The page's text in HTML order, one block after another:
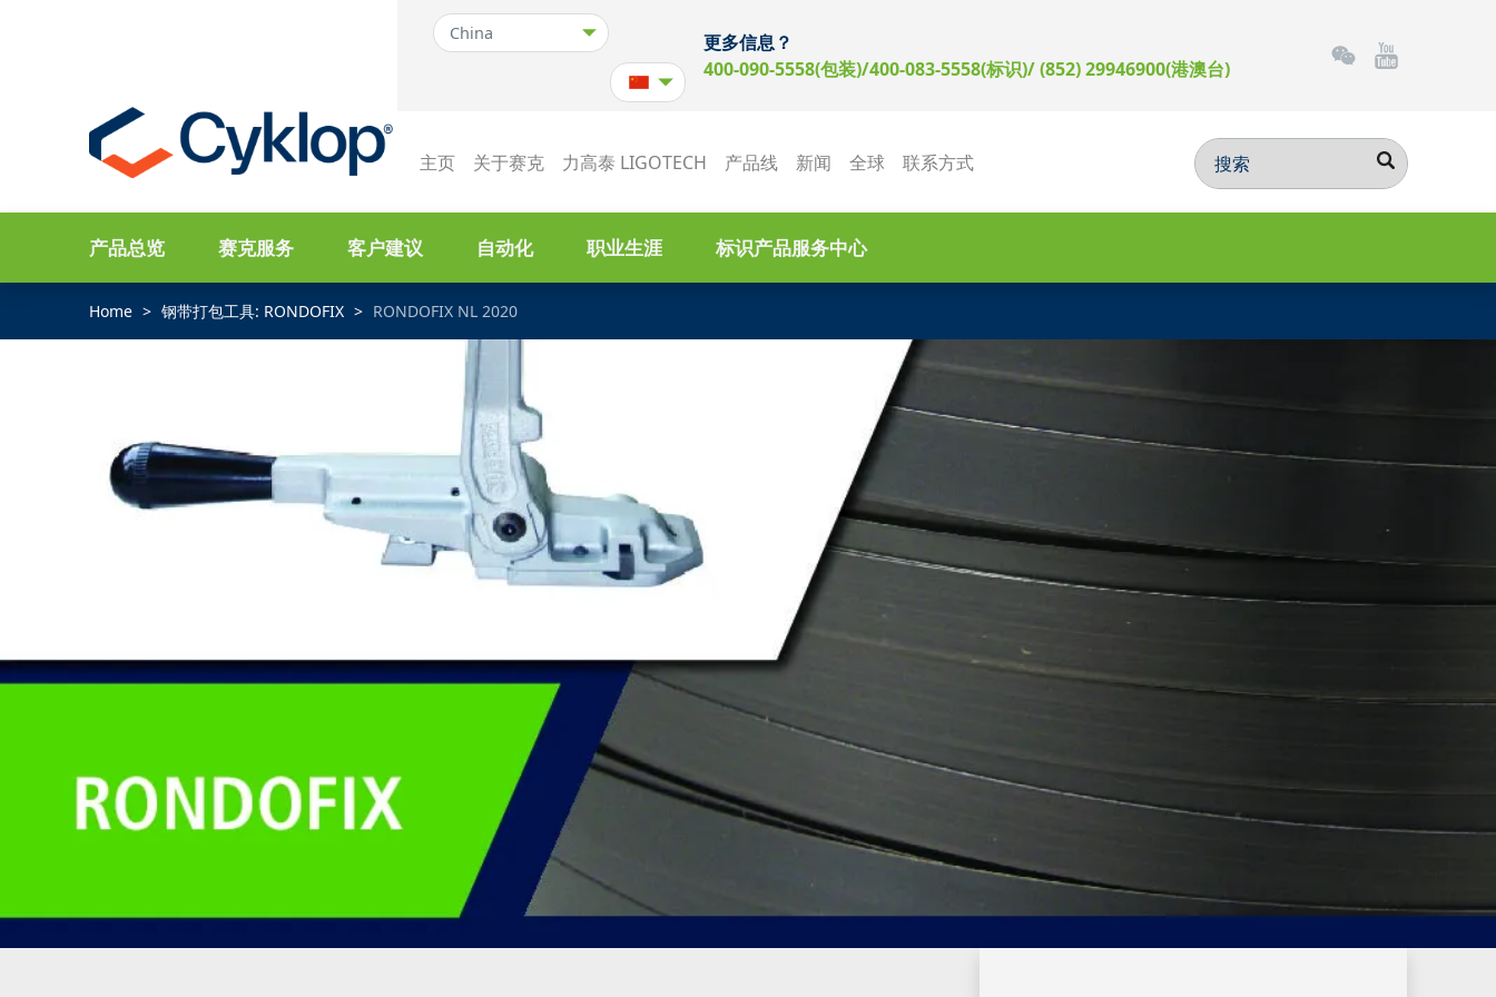
主页 关于赛克 力高泰 LIGOTECH 产品线 新闻 全球 联系方式
更多信息？
400-090-5558(包装)/400-083-5558(标识)/ (852) 29946900(港澳台)
产品总览 赛克服务 客户建议 自动化 职业生涯 标识产品服务中心
Home 钢带打包工具: RONDOFIX RONDOFIX NL 2020